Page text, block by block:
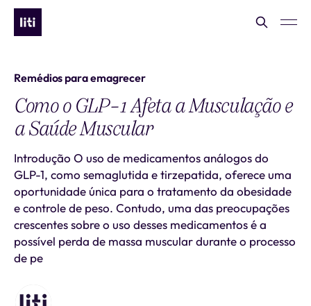
Remédios para emagrecer
Como o GLP-1 Afeta a Musculação e
a Saúde Muscular
Introdução O uso de medicamentos análogos do
GLP-1, como semaglutida e tirzepatida, oferece uma
oportunidade única para o tratamento da obesidade
e controle de peso. Contudo, uma das preocupações
crescentes sobre o uso desses medicamentos é a
possível perda de massa muscular durante o processo
de pe